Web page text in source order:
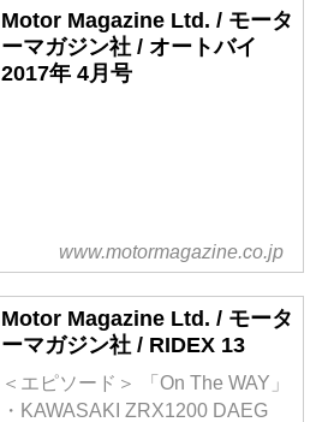
トを募集！バイクの楽しさを皆さ
んでシェアしてまいりましょう！
「東本昌平RIDE」
Motor Magazine Ltd. / モータ
ーマガジン社 / オートバイ
2017年 4月号
www.motormagazine.co.jp
Motor Magazine Ltd. / モータ
ーマガジン社 / RIDEX 13
＜エピソード＞ 「On The WAY」
・KAWASAKI ZRX1200 DAEG